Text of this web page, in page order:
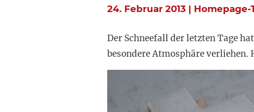
24. Februar 2013 |
Der Schneefall der letzten Tage
besondere Atmosphäre verliehen.